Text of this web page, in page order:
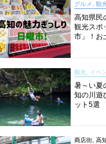
グルメ, 観
高知県民
観光スポ
市」！お
説！
観光, イベ
暑～い夏
知の川遊
ット5選
商店街, 高